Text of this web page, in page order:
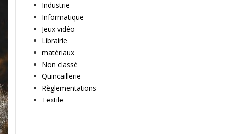
Industrie
Informatique
Jeux vidéo
Librairie
matériaux
Non classé
Quincaillerie
Règlementations
Textile